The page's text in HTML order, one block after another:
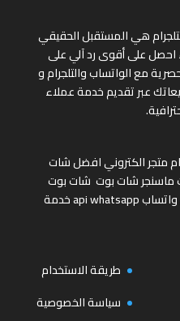
هي المستقبل الحقيقي
احصل على أقوى رد آلي على
مع الواتساب والتلجرام و
عبر تقديم خدمة عملاء
متجر الكترونيافضل شات
شات بوت شات بوت
واتسابapi whatsappخدمة
طريقة الاستخدام
سياسة الخصوصية